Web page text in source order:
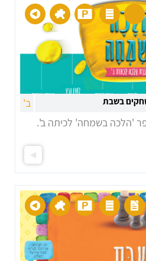
ב'
'הלכה בשמחה' לכיתה ב'.